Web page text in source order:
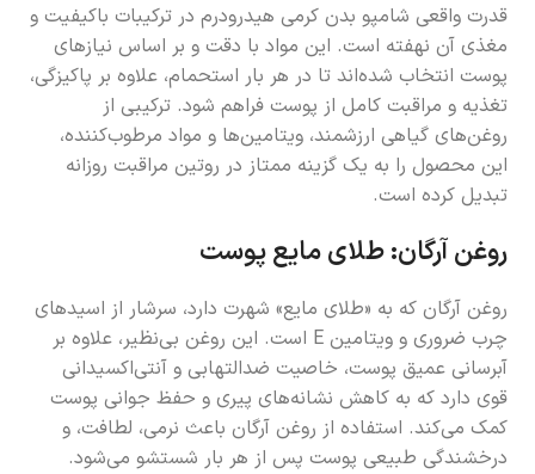
قدرت واقعی شامپو بدن کرمی هیدرودرم در ترکیبات باکیفیت و
مغذی آن نهفته است. این مواد با دقت و بر اساس نیازهای
پوست انتخاب شده‌اند تا در هر بار استحمام، علاوه بر پاکیزگی،
تغذیه و مراقبت کامل از پوست فراهم شود. ترکیبی از
روغن‌های گیاهی ارزشمند، ویتامین‌ها و مواد مرطوب‌کننده،
این محصول را به یک گزینه ممتاز در روتین مراقبت روزانه
تبدیل کرده است.
روغن آرگان: طلای مایع پوست
روغن آرگان که به «طلای مایع» شهرت دارد، سرشار از اسیدهای
چرب ضروری و ویتامین E است. این روغن بی‌نظیر، علاوه بر
آبرسانی عمیق پوست، خاصیت ضدالتهابی و آنتی‌اکسیدانی
قوی دارد که به کاهش نشانه‌های پیری و حفظ جوانی پوست
کمک می‌کند. استفاده از روغن آرگان باعث نرمی، لطافت، و
درخشندگی طبیعی پوست پس از هر بار شستشو می‌شود.